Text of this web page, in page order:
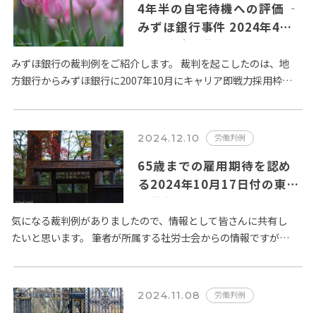
4年半の自宅待機への評価 ‐
みずほ銀行事件 2024年4月
24日東京地裁
みずほ銀行の裁判例をご紹介します。 裁判を起こしたのは、地
方銀行からみずほ銀行に2007年10月にキャリア即戦力採用枠で
2024.12.10 労働判例
65歳までの雇用期待を認め
る2024年10月17日付の東京
高裁判決
気になる裁判例がありましたので、情報として皆さんに共有し
たいと思います。 筆者が所属する社労士会からの情報ですが、
で…
2024.11.08 労働判例